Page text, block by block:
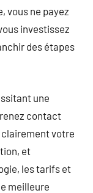
vous ne payez
investissez
des étapes
une
contact
votre
et
les tarifs et
meilleure